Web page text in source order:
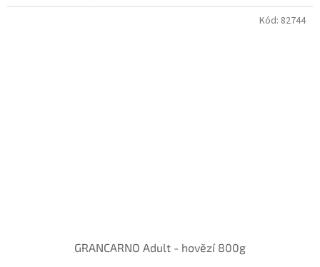
GRANCARNO Adult - hovězí 800g
Kód: 82744